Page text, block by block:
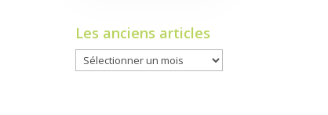
Les anciens articles
Les
anciens